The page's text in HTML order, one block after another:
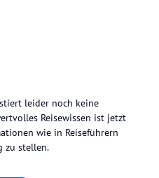
leider noch keine
Reisewissen ist jetzt
wie in Reiseführern
zu stellen.